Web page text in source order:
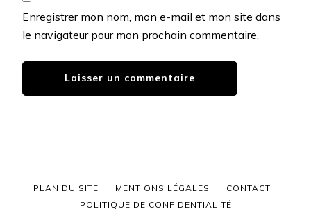
Enregistrer mon nom, mon e-mail et mon site dans
le navigateur pour mon prochain commentaire.
PLAN DU SITE MENTIONS LÉGALES
CONTACT
POLITIQUE DE CONFIDENTIALITÉ